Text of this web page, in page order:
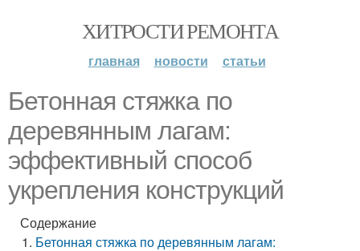
ХИТРОСТИ РЕМОНТА
главная новости статьи
Бетонная стяжка по
деревянным лагам:
эффективный способ
укрепления конструкций
Содержание
Бетонная стяжка по деревянным лагам: